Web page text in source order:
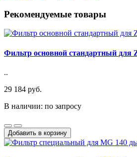
Рекомендуемые товары
Фильтр основной стандартный для
..
29 184 руб.
В наличии: по запросу
Добавить в корзину